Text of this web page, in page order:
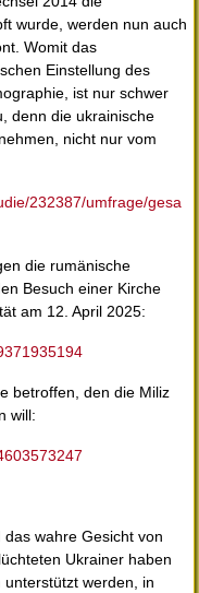
wurde, werden nun auch
Womit das
Einstellung des
ist nur schwer
denn die ukrainische
nicht nur vom
232387/umfrage/gesa
die rumänische
Besuch einer Kirche
am 12. April 2025:
betroffen, den die Miliz
will:
wahre Gesicht von
Ukrainer haben
werden, in